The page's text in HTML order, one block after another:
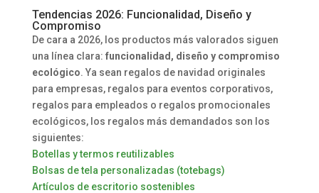
Tendencias 2026: Funcionalidad, Diseño y
Compromiso
De cara a 2026, los productos más valorados siguen
una línea clara: funcionalidad, diseño y compromiso
ecológico. Ya sean regalos de navidad originales
para empresas, regalos para eventos corporativos,
regalos para empleados o regalos promocionales
ecológicos, los regalos más demandados son los
siguientes:
Botellas y termos reutilizables
Bolsas de tela personalizadas (totebags)
Artículos de escritorio sostenibles